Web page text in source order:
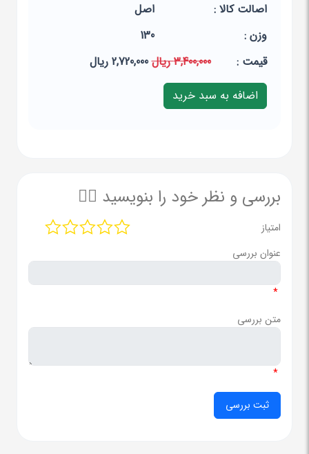
اصالت کالا :
اصل
وزن :
130
قيمت :
3,400,000 ریال 2,720,000 ریال
بررسی و نظر خود را بنویسید ✍🏻
امتیاز
عنوان بررسی
*
متن بررسی
*